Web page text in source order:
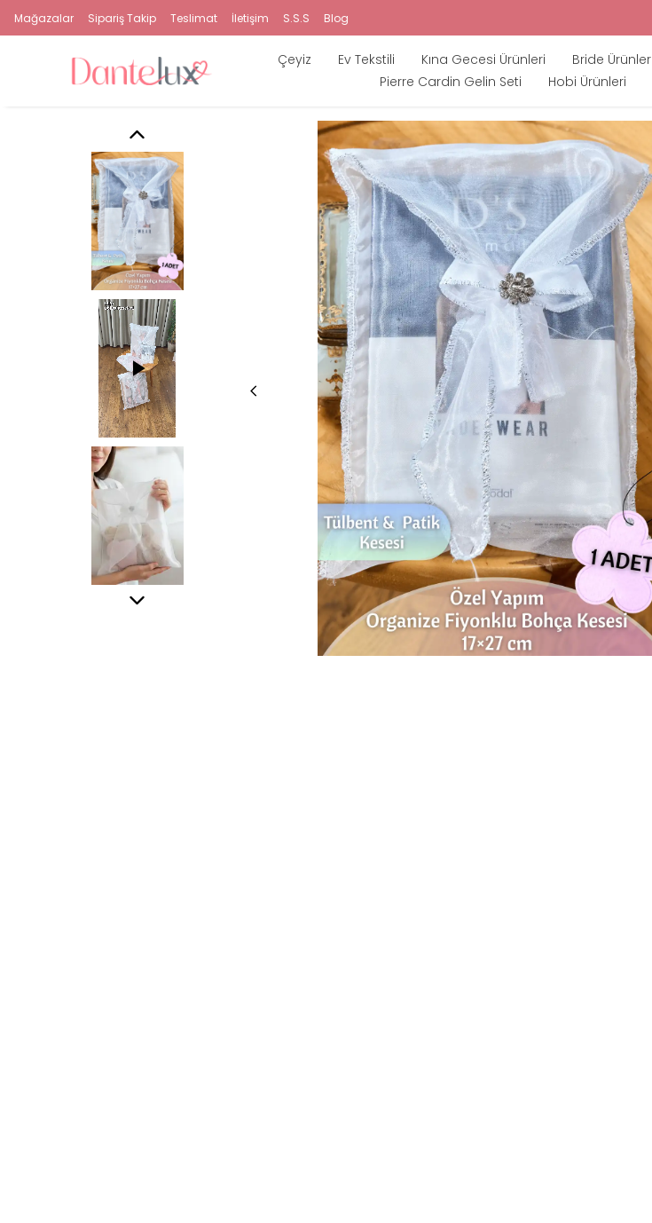
Mağazalar Sipariş Takip Teslimat İletişim S.S.S Blog
Çeyiz Ev Tekstili Kına Gecesi Ürünleri Bride Ürünler
Pierre Cardin Gelin Seti
Hobi Ürünleri